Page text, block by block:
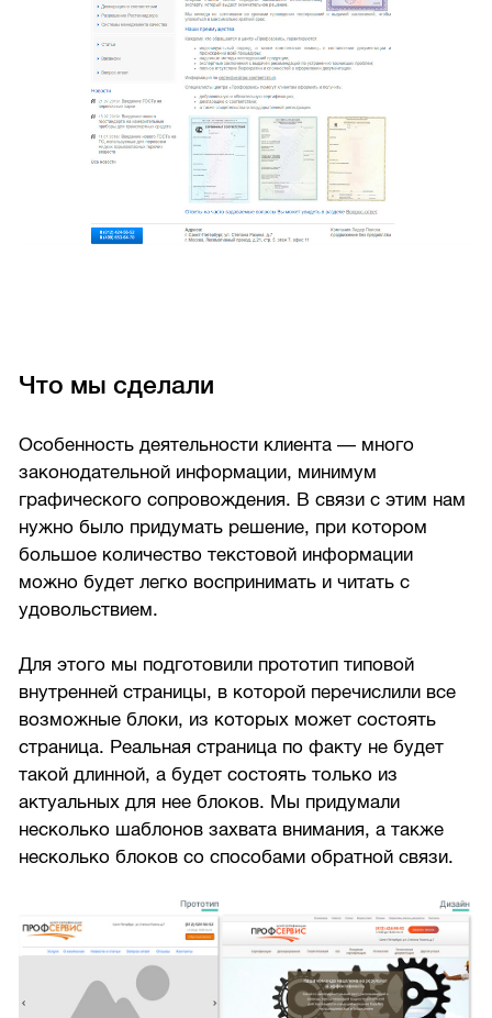
Что мы сделали
Особенность деятельности клиента — много
законодательной информации, минимум
графического сопровождения. В связи с этим нам
нужно было придумать решение, при котором
большое количество текстовой информации
можно будет легко воспринимать и читать с
удовольствием.
Для этого мы подготовили прототип типовой
внутренней страницы, в которой перечислили все
возможные блоки, из которых может состоять
страница. Реальная страница по факту не будет
такой длинной, а будет состоять только из
актуальных для нее блоков. Мы придумали
несколько шаблонов захвата внимания, а также
несколько блоков со способами обратной связи.